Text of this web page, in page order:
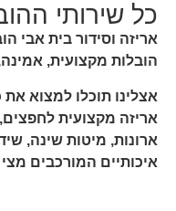
כל שירותי
אריזה וסידור בית אבי
הובלות מקצועית,
אצלינו תוכלו למצוא את
אריזה מקצועית לחפצים,
ארונות, מיטות שינה,
איכותיים המורכבים